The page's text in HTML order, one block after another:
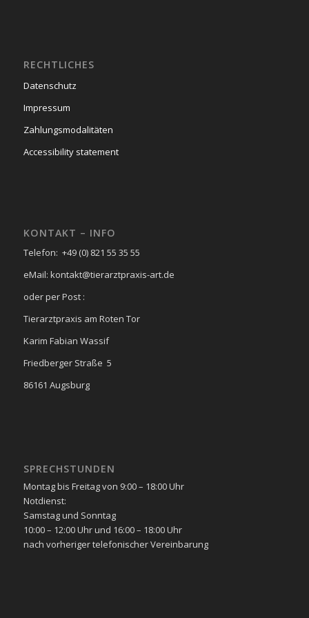
RECHTLICHES
Datenschutz
Impressum
Zahlungsmodalitäten
Accessibility statement
KONTAKT – INFO
Telefon: +49 (0) 821 55 35 55
eMail: kontakt@tierarztpraxis-art.de
oder per Post :
Tierarztpraxis am Roten Tor
Karim Fabian Wassif
Friedberger Straße 5
86161 Augsburg
SPRECHSTUNDEN
Montag bis Freitag von 9:00 – 18:00 Uhr
Notdienst:
Samstag und Sonntag
10:00 – 12:00 Uhr und 16:00 – 18:00 Uhr
nach vorheriger telefonischer Vereinbarung